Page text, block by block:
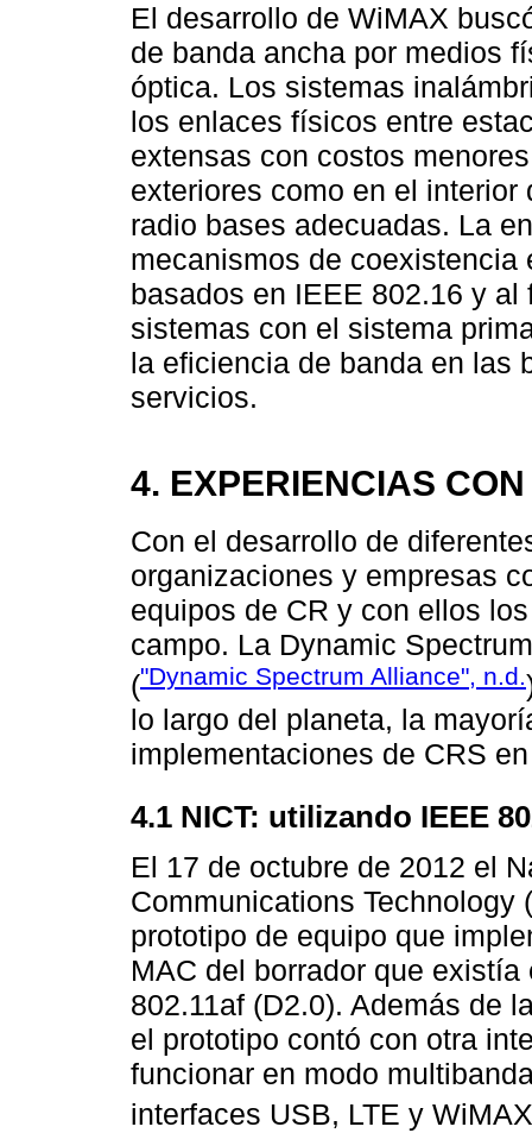
El desarrollo de WiMAX
de banda ancha por medios
óptica. Los sistemas
los enlaces físicos entre
extensas con costos
exteriores como en el
radio bases adecuadas. La
mecanismos de
basados en IEEE 802.16 y
sistemas con el sistema
la eficiencia de banda en las
servicios.
4. EXPERIENCIAS
Con el desarrollo de
organizaciones y empresas
equipos de CR y con ellos
campo. La Dynamic
("Dynamic Spectrum Alliance", n.d.
lo largo del planeta, la
implementaciones de CRS
4.1 NICT: utilizando IEEE
El 17 de octubre de 2012 el
Communications Technology
prototipo de equipo que
MAC del borrador que
802.11af (D2.0). Además de
el prototipo contó con otra
funcionar en modo
interfaces USB, LTE y